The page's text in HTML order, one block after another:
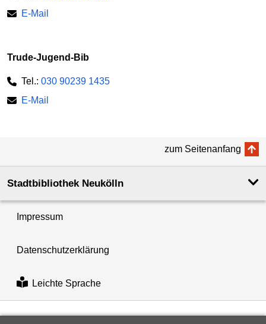
E-Mail
Trude-Jugend-Bib
Tel.: 030 90239 1435
E-Mail
zum Seitenanfang
Stadtbibliothek Neukölln
Impressum
Datenschutzerklärung
Leichte Sprache